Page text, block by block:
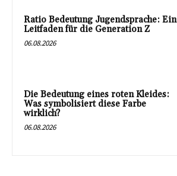
Ratio Bedeutung Jugendsprache: Ein
Leitfaden für die Generation Z
06.08.2026
Die Bedeutung eines roten Kleides:
Was symbolisiert diese Farbe
wirklich?
06.08.2026